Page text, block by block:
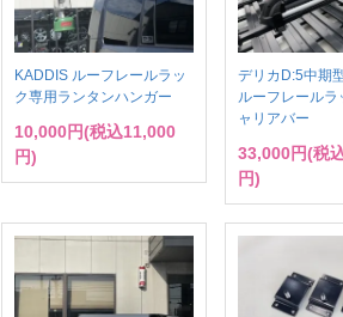
KADDIS ルーフレールラッ
ク専用ランタンハンガー
10,000円(税込11,000
円)
デリカD:5中期
ルーフレールラ
ャリアバー
33,000円(税
円)